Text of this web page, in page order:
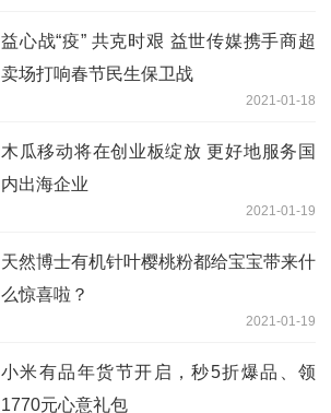
益心战“疫” 共克时艰 益世传媒携手商超
卖场打响春节民生保卫战
2021-01-18
木瓜移动将在创业板绽放 更好地服务国
内出海企业
2021-01-19
天然博士有机针叶樱桃粉都给宝宝带来什
么惊喜啦？
2021-01-19
小米有品年货节开启，秒5折爆品、领
1770元心意礼包